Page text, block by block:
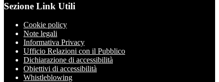
Sezione Link Utili
Cookie policy
Note legali
Informativa Privacy
Ufficio Relazioni con il Pubblico
Dichiarazione di accessibilità
Obiettivi di accessibilità
Whistleblowing